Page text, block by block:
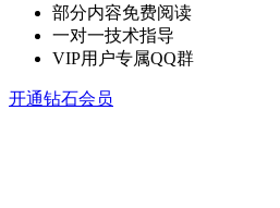
部分内容免费阅读
一对一技术指导
VIP用户专属QQ群
开通钻石会员